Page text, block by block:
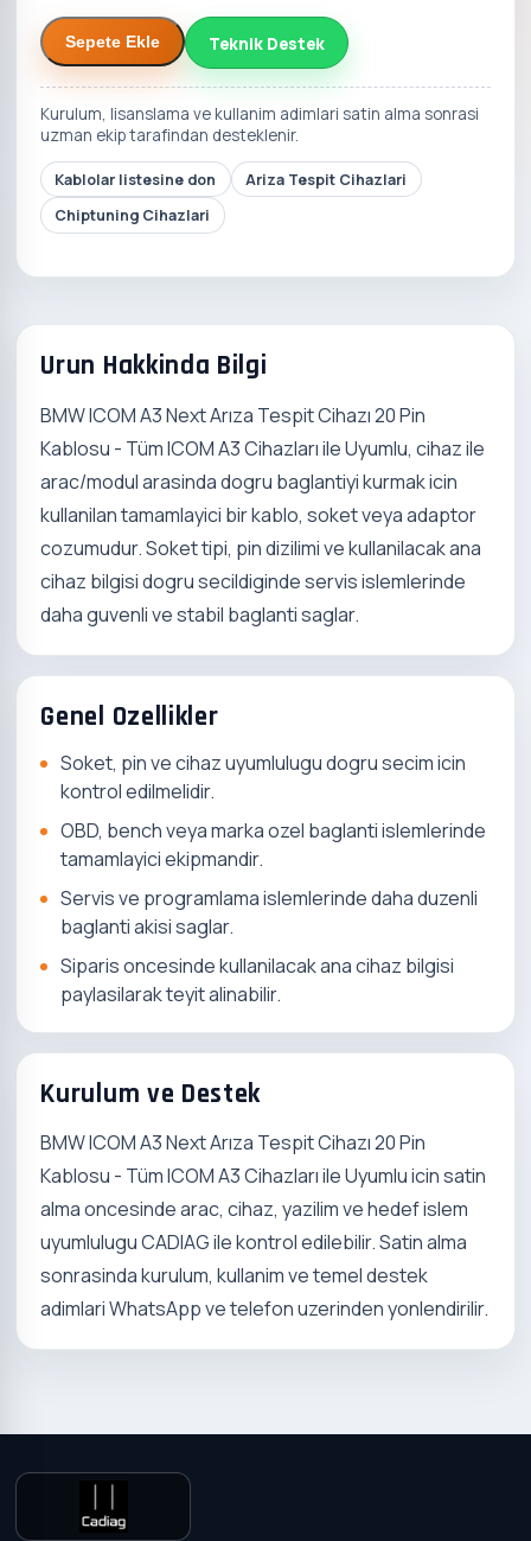
Sepete Ekle Teknik Destek
Kurulum, lisanslama ve kullanim adimlari satin alma sonrasi
uzman ekip tarafindan desteklenir.
Kablolar listesine don
Ariza Tespit Cihazlari
Chiptuning Cihazlari
Urun Hakkinda Bilgi
BMW ICOM A3 Next Arıza Tespit Cihazı 20 Pin
Kablosu - Tüm ICOM A3 Cihazları ile Uyumlu, cihaz ile
arac/modul arasinda dogru baglantiyi kurmak icin
kullanilan tamamlayici bir kablo, soket veya adaptor
cozumudur. Soket tipi, pin dizilimi ve kullanilacak ana
cihaz bilgisi dogru secildiginde servis islemlerinde
daha guvenli ve stabil baglanti saglar.
Genel Ozellikler
Soket, pin ve cihaz uyumlulugu dogru secim icin
kontrol edilmelidir.
OBD, bench veya marka ozel baglanti islemlerinde
tamamlayici ekipmandir.
Servis ve programlama islemlerinde daha duzenli
baglanti akisi saglar.
Siparis oncesinde kullanilacak ana cihaz bilgisi
paylasilarak teyit alinabilir.
Kurulum ve Destek
BMW ICOM A3 Next Arıza Tespit Cihazı 20 Pin
Kablosu - Tüm ICOM A3 Cihazları ile Uyumlu icin satin
alma oncesinde arac, cihaz, yazilim ve hedef islem
uyumlulugu CADIAG ile kontrol edilebilir. Satin alma
sonrasinda kurulum, kullanim ve temel destek
adimlari WhatsApp ve telefon uzerinden yonlendirilir.